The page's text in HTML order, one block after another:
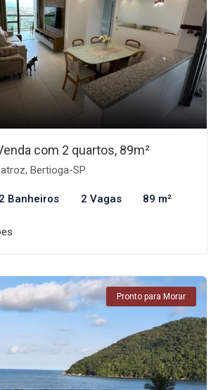
com 2 quartos, 89m²
Bertioga-SP
2 Banheiros 2 Vagas 89 m²
Pronto para Morar